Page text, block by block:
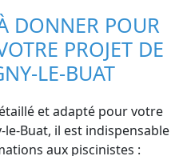
DONNER POUR
PROJET DE
LE-BUAT
et adapté pour votre
Buat, il est indispensable
aux piscinistes :